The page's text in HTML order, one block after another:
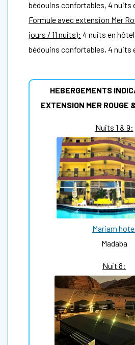
bédouins confortables, 4 nuits
Formule avec extension Mer
jours / 11 nuits): 4 nuits en
bédouins confortables, 4 nuits
HEBERGEMENTS
EXTENSION MER ROUGE
Nuits 1 & 9:
Mariam hotel
Madaba
Nuit 8: